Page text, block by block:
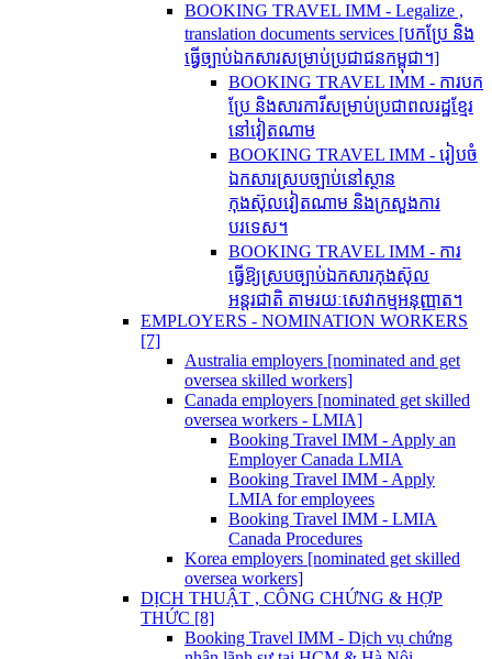
BOOKING TRAVEL IMM - Legalize ,
translation documents services [បកប្រែ និង​
ធ្វើ​ច្បាប់​ឯកសារ​សម្រាប់​ប្រជាជន​កម្ពុជា។]
BOOKING TRAVEL IMM - ការបក
ប្រែ និងសារការីសម្រាប់ប្រជាពលរដ្ឋខ្មែរ
នៅវៀតណាម
BOOKING TRAVEL IMM - រៀបចំ
ឯកសារស្របច្បាប់នៅស្ថាន
កុងស៊ុលវៀតណាម និងក្រសួងការ
បរទេស។
BOOKING TRAVEL IMM - ការ
ធ្វើឱ្យស្របច្បាប់ឯកសារកុងស៊ុល
អន្តរជាតិ តាមរយៈសេវាកម្មអនុញ្ញាត។
EMPLOYERS - NOMINATION WORKERS
[7]
Australia employers [nominated and get
oversea skilled workers]
Canada employers [nominated get skilled
oversea workers - LMIA]
Booking Travel IMM - Apply an
Employer Canada LMIA
Booking Travel IMM - Apply
LMIA for employees
Booking Travel IMM - LMIA
Canada Procedures
Korea employers [nominated get skilled
oversea workers]
DỊCH THUẬT , CÔNG CHỨNG & HỢP
THỨC [8]
Booking Travel IMM - Dịch vụ chứng